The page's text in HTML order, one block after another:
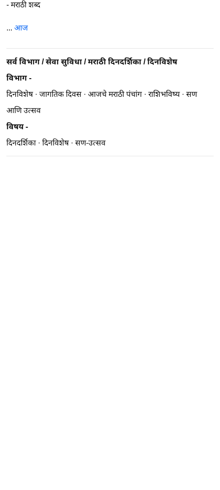
-मराठी शब्द
...आज
सर्व विभाग /सेवा सुविधा /मराठी दिनदर्शिका /दिनविशेष
विभाग -
दिनविशेष·जागतिक दिवस ·आजचे मराठी पंचांग·राशिभविष्य·सण
आणि उत्सव
विषय -
दिनदर्शिका·दिनविशेष·सण-उत्सव